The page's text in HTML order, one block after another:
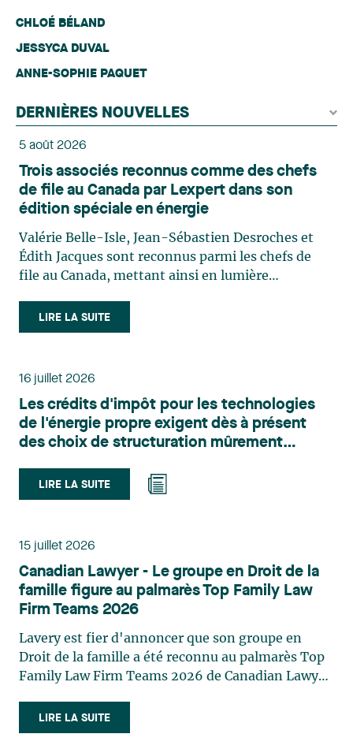
CHLOÉ BÉLAND
JESSYCA DUVAL
ANNE-SOPHIE PAQUET
DERNIÈRES NOUVELLES
5 août 2026
Trois associés reconnus comme des chefs
de file au Canada par Lexpert dans son
édition spéciale en énergie
Valérie Belle-Isle, Jean-Sébastien Desroches et
Édith Jacques sont reconnus parmi les chefs de
file au Canada, mettant ainsi en lumière
le domaine du droit des technologies. Valérie
Belle-Isle est associée au sein du groupe de droit
principalement sur le droit de l’environnement,
du territoire. Elle conseille et représente une
clientèle publique et privée dans le cadre d’enjeux
touchant notamment les obligations
environnementales, l’obtention d’autorisations
et de permis, l’application et la contestation de
règlements d’urbanisme, ainsi que les dossiers
municipalités dans la validation juridique de leurs
Reconnue pour son approche à la fois stratégique
et pratique, elle intervient aussi en matière de
taxation municipale et d’évaluation foncière, en
plus de contribuer régulièrement à des
publications et à des activités de formation. Jean-
Sébastien Desroches œuvre en droit des affaires,
acquisitions, des infrastructures, des énergies
renouvelables et du développement de projets,
LIRE LA SUITE
16 juillet 2026
Les crédits d'impôt pour les technologies
de l'énergie propre exigent dès à présent
des choix de structuration mûrement
LIRE LA SUITE
15 juillet 2026
Canadian Lawyer - Le groupe en Droit de la
famille figure au palmarès Top Family Law
Firm Teams 2026
Lavery est fier d'annoncer que son groupe en
Droit de la famille a été reconnu au palmarès Top
Family Law Firm Teams 2026 de Canadian Lawyer.
sélection rigoureux, fondé sur des nominations
issues du lectorat, d'associations juridiques et de
LIRE LA SUITE